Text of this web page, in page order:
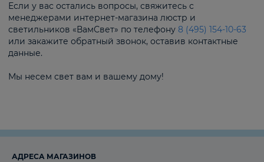
Если у вас остались вопросы, свяжитесь с
менеджерами интернет-магазина люстр и
светильников «ВамСвет» по телефону 8 (495) 154-10-63
или закажите обратный звонок, оставив контактные
данные.
Мы несем свет вам и вашему дому!
АДРЕСА МАГАЗИНОВ